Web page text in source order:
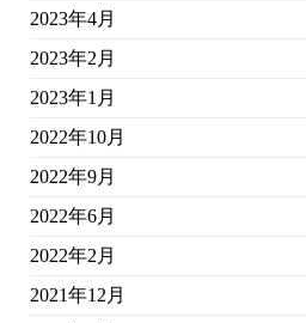
2023年4月
2023年2月
2023年1月
2022年10月
2022年9月
2022年6月
2022年2月
2021年12月